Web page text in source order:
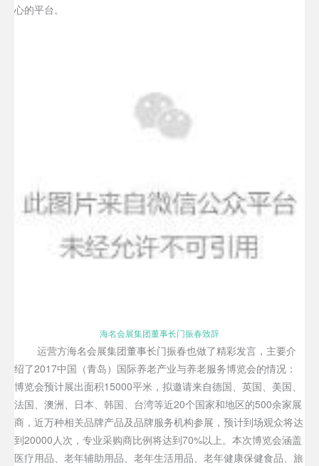
心的平台。
海名会展集团董事长门振春致辞
运营方海名会展集团董事长门振春也做了精彩发言，主要介
绍了2017中国（青岛）国际养老产业与养老服务博览会的情况：
博览会预计展出面积15000平米，拟邀请来自德国、英国、美国、
法国、澳洲、日本、韩国、台湾等近20个国家和地区的500余家展
商，近万种相关品牌产品及品牌服务机构参展，预计到场观众将达
到20000人次，专业采购商比例将达到70%以上。本次博览会涵盖
医疗用品、老年辅助用品、老年生活用品、老年健康保健食品、旅